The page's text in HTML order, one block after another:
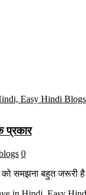
प्रकार
0
को समझना बहुत